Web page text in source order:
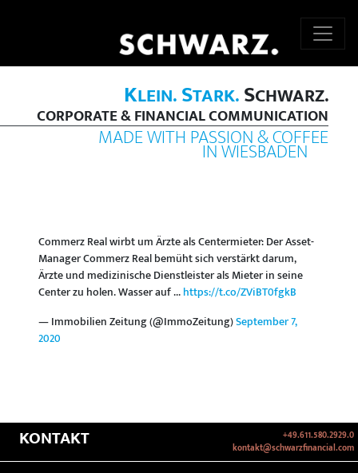
KLEIN.STARK.SCHWARZ.
CORPORATE & FINANCIAL COMMUNICATION
MADE WITH PASSION & COFFEE
IN WIESBADEN
Commerz Real wirbt um Ärzte als Centermieter: Der Asset-
Manager Commerz Real bemüht sich verstärkt darum,
Ärzte und medizinische Dienstleister als Mieter in seine
Center zu holen. Wasser auf ...https://t.co/ZViBT0fgkB
— Immobilien Zeitung (@ImmoZeitung)September 7,
2020
KONTAKT
+49.611.580.2929.0
kontakt@schwarzfinancial.com